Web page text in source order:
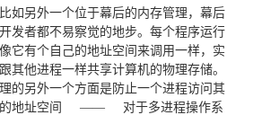
如另外一个位于幕后的内存管理，幕后
发者都不易察觉的地步。每个程序运行
它有个自己的地址空间来调用一样，实
其他进程一样共享计算机的物理存储。
的另外一个方面是防止一个进程访问其
地址空间
——
对于多进程操作系